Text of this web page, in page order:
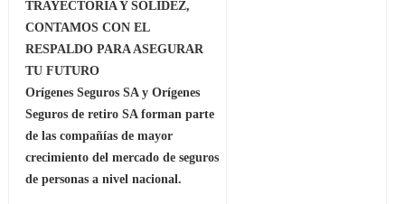
TRAYECTORIA Y SOLIDEZ,
CONTAMOS CON EL
RESPALDO PARA ASEGURAR
TU FUTURO
Orígenes Seguros SA y Orígenes
Seguros de retiro SA forman parte
de las compañías de mayor
crecimiento del mercado de seguros
de personas a nivel nacional.